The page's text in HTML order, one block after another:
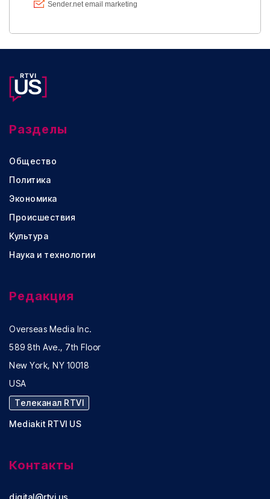
Разделы
Общество
Политика
Экономика
Происшествия
Культура
Наука и технологии
Редакция
Overseas Media Inc.
589 8th Ave., 7th Floor
New York, NY 10018
USA
Телеканал RTVI
Mediakit RTVI US
Контакты